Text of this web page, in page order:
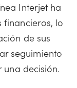
Interjet ha
lo
de sus
seguimiento
decisión.